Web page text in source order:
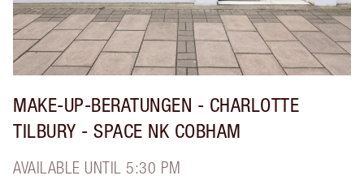
MAKE-UP-BERATUNGEN - CHARLOTTE
TILBURY - SPACE NK COBHAM
AVAILABLE UNTIL 5:30 PM